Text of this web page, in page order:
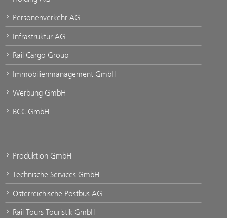
Personenverkehr AG
Infrastruktur AG
Rail Cargo Group
Immobilienmanagement GmbH
Werbung GmbH
BCC GmbH
Produktion GmbH
Technische Services GmbH
Österreichische Postbus AG
Rail Tours Touristik GmbH